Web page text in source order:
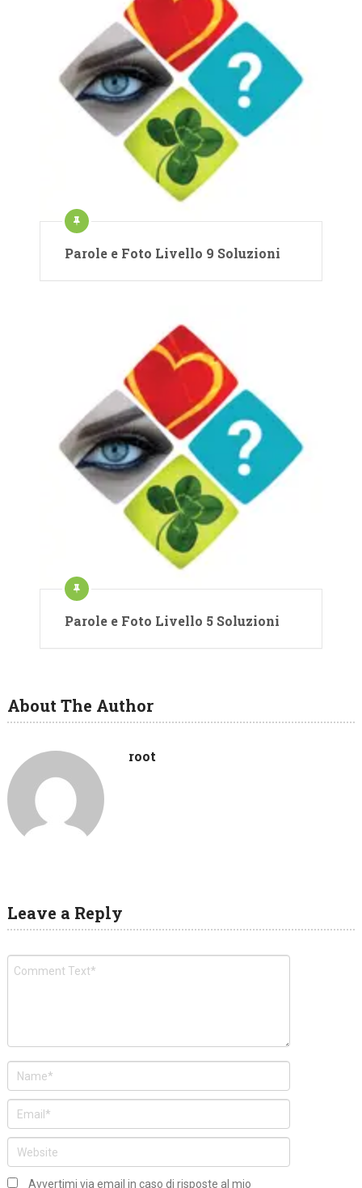
Parole e Foto Livello 9 Soluzioni
Parole e Foto Livello 5 Soluzioni
About The Author
root
Leave a Reply
Avvertimi via email in caso di risposte al mio